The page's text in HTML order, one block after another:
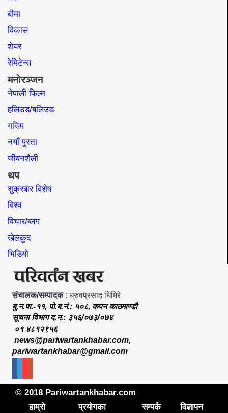
बीमा
विकास
शेयर
रेमिटेन्स
मनोरञ्जन
नेपाली फिल्म
हलिउड/बलिउड
गसिप
नयाँ पुस्ता
जीवनशैली
थप
शुक्रबार विशेष
विश्व
विचार/ब्लग
खेलकुद
भिडियो
संचालक/सम्पादक: ध्रुवप्रसाद घिमिरे
बु.न.पा.-११, पो.ब.नं.: ५०८, कपन काठमाण्डौ
सूचना विभाग द.न.: ३५६/०७३/०७४
०१ ४८१२९५६
news@pariwartankhabar.com,
pariwartankhabar@gmail.com
© 2018 Pariwartankhabar.com
हाम्रो
प्रयोगका सम्पर्क विज्ञापन